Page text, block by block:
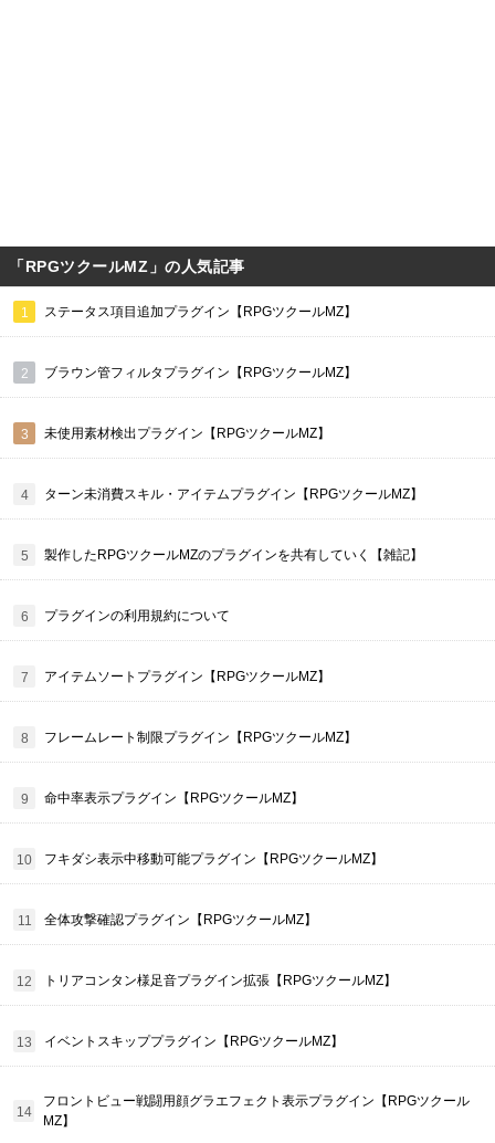
「RPGツクールMZ」の人気記事
ステータス項目追加プラグイン【RPGツクールMZ】
ブラウン管フィルタプラグイン【RPGツクールMZ】
未使用素材検出プラグイン【RPGツクールMZ】
ターン未消費スキル・アイテムプラグイン【RPGツクールMZ】
製作したRPGツクールMZのプラグインを共有していく【雑記】
プラグインの利用規約について
アイテムソートプラグイン【RPGツクールMZ】
フレームレート制限プラグイン【RPGツクールMZ】
命中率表示プラグイン【RPGツクールMZ】
フキダシ表示中移動可能プラグイン【RPGツクールMZ】
全体攻撃確認プラグイン【RPGツクールMZ】
トリアコンタン様足音プラグイン拡張【RPGツクールMZ】
イベントスキッププラグイン【RPGツクールMZ】
フロントビュー戦闘用顔グラエフェクト表示プラグイン【RPGツクール
MZ】